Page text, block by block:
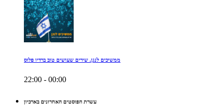
ממשיכים לנגן. שירים שעושים טוב ברדיו פלוס
22:00 - 00:00
עשרת הפוסטים האחרונים בארכיון